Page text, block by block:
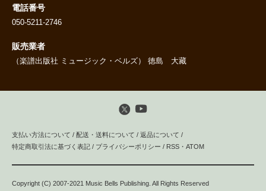
電話番号
050-5211-2746
販売業者
（楽譜出版社 ミュージック・ベルズ） 徳島 大藏
支払い方法について / 配送・送料について / 返品について /
特定商取引法に基づく表記 / プライバシーポリシー / RSS ・ ATOM
Copyright (C) 2007-2021 Music Bells Publishing. All Rights Reserved